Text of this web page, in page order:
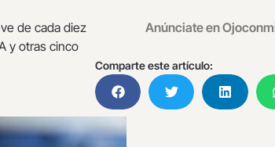
de cada diez
y otras cinco
Anúnciate en
Comparte este artículo: